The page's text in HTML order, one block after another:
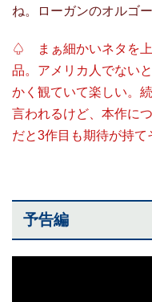
ね。ローガンのオルゴ
♤ まぁ細かいネタを上
品。アメリカ人でない
かく観ていて楽しい。
言われるけど、本作に
だと3作目も期待が持て
予告編